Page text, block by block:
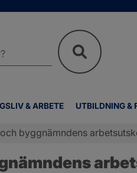
& ARBETE UTBILDNING &
byggnämndens